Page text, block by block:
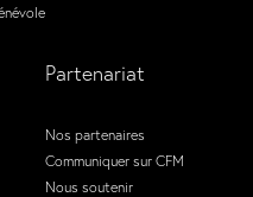
Partenariat
Nos partenaires
Communiquer sur CFM
Nous soutenir